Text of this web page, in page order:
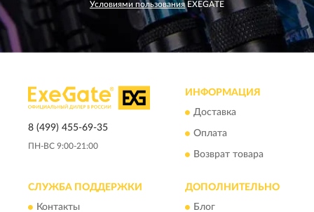
Условиями пользованияEXEGATE
8 (499) 455-69-35
ПН-ВС 9:00-21:00
ИНФОРМАЦИЯ
Доставка
Оплата
Возврат товара
СЛУЖБА ПОДДЕРЖКИ
Контакты
ДОПОЛНИТЕЛЬНО
Блог